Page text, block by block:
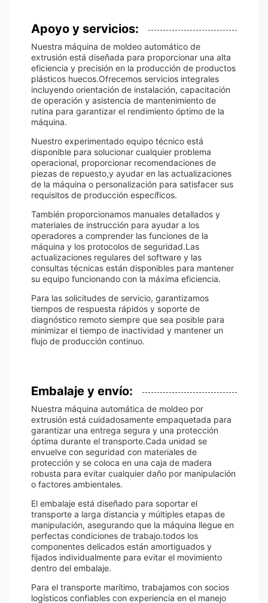
Apoyo y servicios:
Nuestra máquina de moldeo automático de
extrusión está diseñada para proporcionar una alta
eficiencia y precisión en la producción de productos
plásticos huecos.Ofrecemos servicios integrales
incluyendo orientación de instalación, capacitación
de operación y asistencia de mantenimiento de
rutina para garantizar el rendimiento óptimo de la
máquina.
Nuestro experimentado equipo técnico está
disponible para solucionar cualquier problema
operacional, proporcionar recomendaciones de
piezas de repuesto,y ayudar en las actualizaciones
de la máquina o personalización para satisfacer sus
requisitos de producción específicos.
También proporcionamos manuales detallados y
materiales de instrucción para ayudar a los
operadores a comprender las funciones de la
máquina y los protocolos de seguridad.Las
actualizaciones regulares del software y las
consultas técnicas están disponibles para mantener
su equipo funcionando con la máxima eficiencia.
Para las solicitudes de servicio, garantizamos
tiempos de respuesta rápidos y soporte de
diagnóstico remoto siempre que sea posible para
minimizar el tiempo de inactividad y mantener un
flujo de producción continuo.
Embalaje y envío:
Nuestra máquina automática de moldeo por
extrusión está cuidadosamente empaquetada para
garantizar una entrega segura y una protección
óptima durante el transporte.Cada unidad se
envuelve con seguridad con materiales de
protección y se coloca en una caja de madera
robusta para evitar cualquier daño por manipulación
o factores ambientales.
El embalaje está diseñado para soportar el
transporte a larga distancia y múltiples etapas de
manipulación, asegurando que la máquina llegue en
perfectas condiciones de trabajo.todos los
componentes delicados están amortiguados y
fijados individualmente para evitar el movimiento
dentro del embalaje.
Para el transporte marítimo, trabajamos con socios
logísticos confiables con experiencia en el manejo